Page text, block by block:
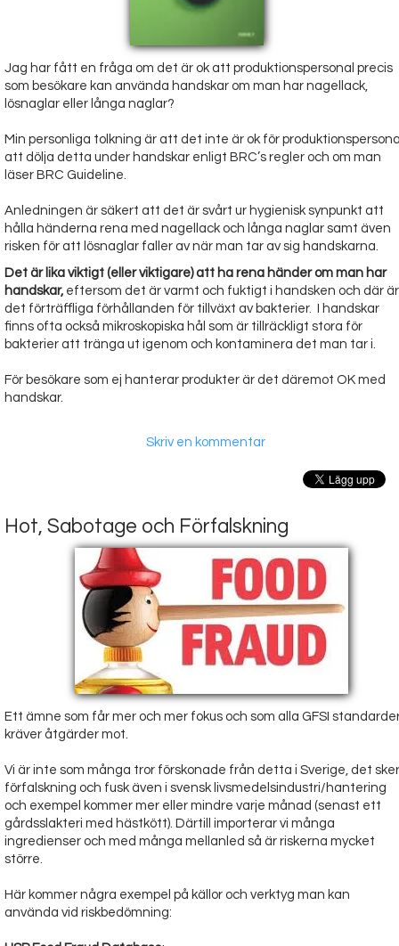
Jag har fått en fråga om det är ok att produktionspersonal precis
som besökare kan använda handskar om man har nagellack,
lösnaglar eller långa naglar?
Min personliga tolkning är att det inte är ok för
att dölja detta under handskar enligt BRC’s regler och om man
läser BRC Guideline.
Anledningen är säkert att det är svårt ur hygienisk synpunkt att
hålla händerna rena med nagellack och långa naglar samt även
risken för att lösnaglar faller av när man tar av sig handskarna.
Det är lika viktigt (eller viktigare) att ha rena händer om man har
handskar, eftersom det är varmt och fuktigt i handsken och där är
det förträffliga förhållanden för tillväxt av bakterier. I handskar
finns ofta också mikroskopiska hål som är tillräckligt stora för
bakterier att tränga ut igenom och kontaminera det man tar i.
För besökare som ej hanterar produkter är det däremot OK med
handskar.
Skriv en kommentar
Hot, Sabotage och Förfalskning
Ett ämne som får mer och mer fokus och som alla GFSI
kräver åtgärder mot.
Vi är inte som många tror förskonade från detta i Sverige, det sker
förfalskning och fusk även i svensk livsmedelsindustri/hantering
och exempel kommer mer eller mindre varje månad (senast ett
gårdsslakteri med hästkött). Därtill importerar vi många
ingredienser och med många mellanled så är riskerna mycket
större.
Här kommer några exempel på källor och verktyg man kan
använda vid riskbedömning: